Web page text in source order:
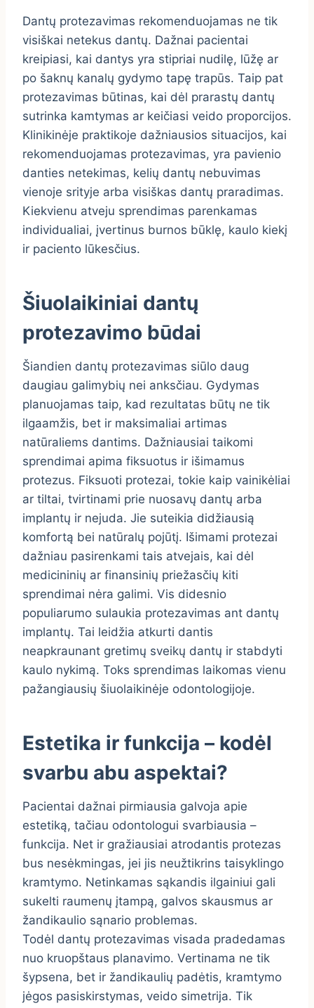
Dantų protezavimas rekomenduojamas ne tik
visiškai netekus dantų. Dažnai pacientai
kreipiasi, kai dantys yra stipriai nudilę, lūžę ar
po šaknų kanalų gydymo tapę trapūs. Taip pat
protezavimas būtinas, kai dėl prarastų dantų
sutrinka kamtymas ar keičiasi veido proporcijos.
Klinikinėje praktikoje dažniausios situacijos, kai
rekomenduojamas protezavimas, yra pavienio
danties netekimas, kelių dantų nebuvimas
vienoje srityje arba visiškas dantų praradimas.
Kiekvienu atveju sprendimas parenkamas
individualiai, įvertinus burnos būklę, kaulo kiekį
ir paciento lūkesčius.
Šiuolaikiniai dantų
protezavimo būdai
Šiandien dantų protezavimas siūlo daug
daugiau galimybių nei anksčiau. Gydymas
planuojamas taip, kad rezultatas būtų ne tik
ilgaamžis, bet ir maksimaliai artimas
natūraliems dantims. Dažniausiai taikomi
sprendimai apima fiksuotus ir išimamus
protezus. Fiksuoti protezai, tokie kaip vainikėliai
ar tiltai, tvirtinami prie nuosavų dantų arba
implantų ir nejuda. Jie suteikia didžiausią
komfortą bei natūralų pojūtį. Išimami protezai
dažniau pasirenkami tais atvejais, kai dėl
medicininių ar finansinių priežasčių kiti
sprendimai nėra galimi. Vis didesnio
populiarumo sulaukia protezavimas ant dantų
implantų. Tai leidžia atkurti dantis
neapkraunant gretimų sveikų dantų ir stabdyti
kaulo nykimą. Toks sprendimas laikomas vienu
pažangiausių šiuolaikinėje odontologijoje.
Estetika ir funkcija – kodėl
svarbu abu aspektai?
Pacientai dažnai pirmiausia galvoja apie
estetiką, tačiau odontologui svarbiausia –
funkcija. Net ir gražiausiai atrodantis protezas
bus nesėkmingas, jei jis neužtikrins taisyklingo
kramtymo. Netinkamas sąkandis ilgainiui gali
sukelti raumenų įtampą, galvos skausmus ar
žandikaulio sąnario problemas.
Todėl dantų protezavimas visada pradedamas
nuo kruopštaus planavimo. Vertinama ne tik
šypsena, bet ir žandikaulių padėtis, kramtymo
jėgos pasiskirstymas, veido simetrija. Tik